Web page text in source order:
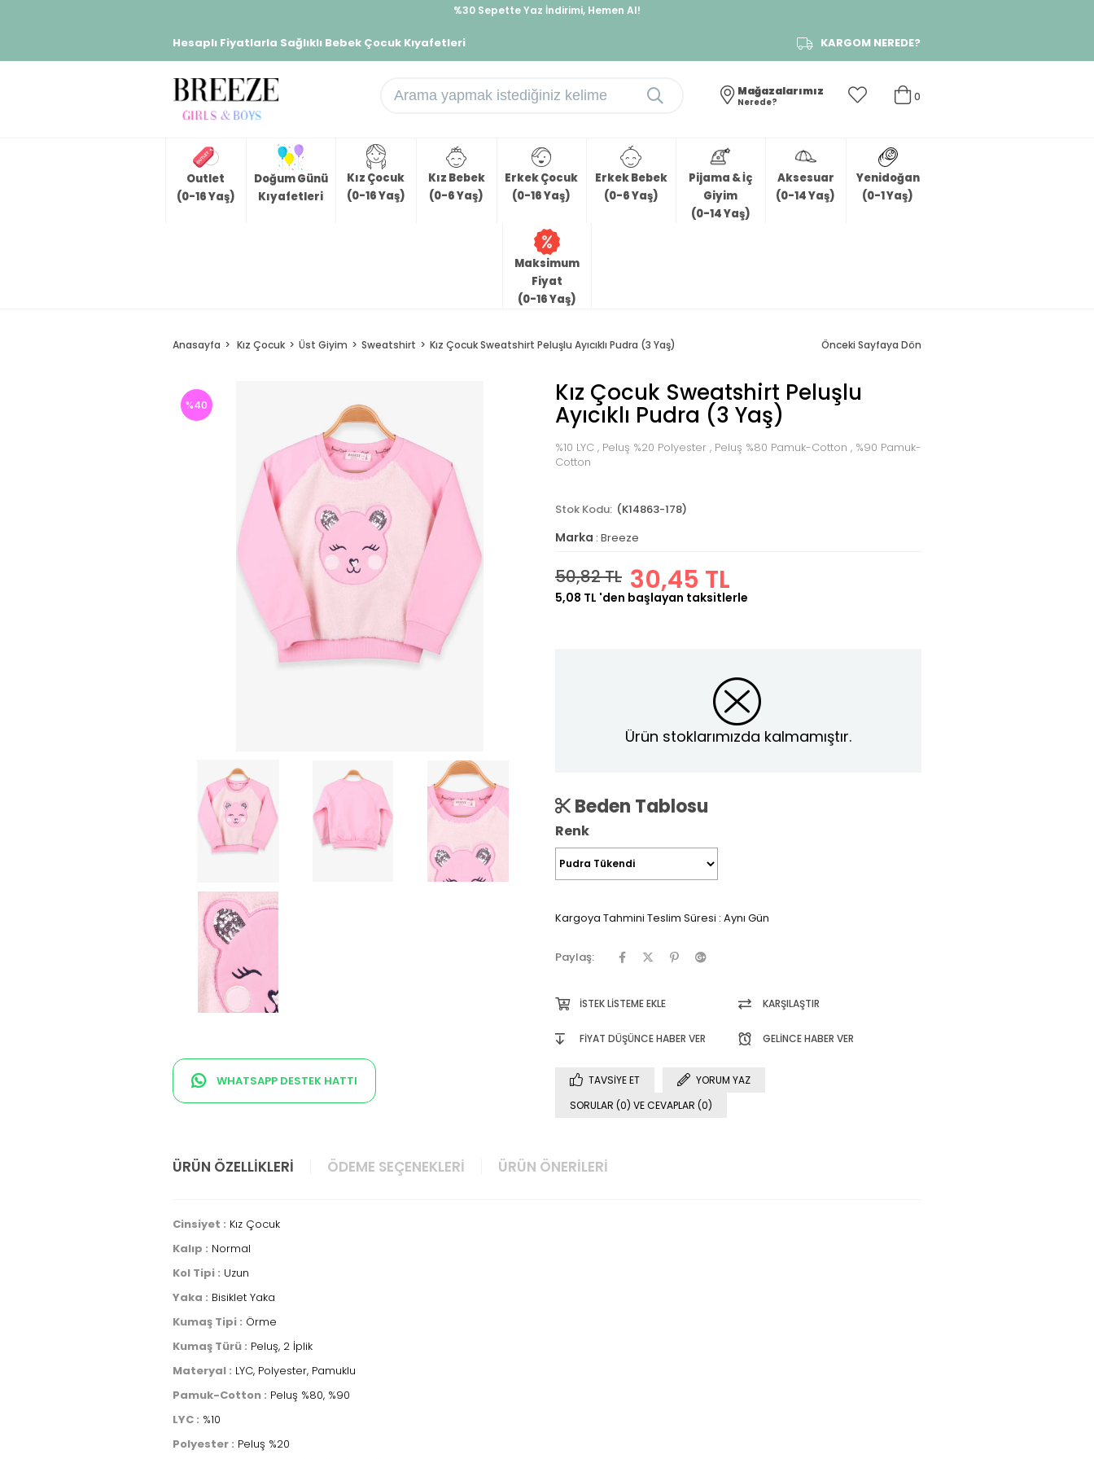
%30 Sepette Yaz İndirimi, Hemen Al!
Hesaplı Fiyatlarla Sağlıklı Bebek Çocuk Kıyafetleri KARGOM NEREDE?
0
Mağazalarımız
Nerede?
Outlet
(0-16 Yaş)
Doğum Günü
Kıyafetleri
Kız Çocuk
(0-16 Yaş)
Kız Bebek
(0-6 Yaş)
Erkek Çocuk
(0-16 Yaş)
Erkek Bebek
(0-6 Yaş)
Pijama & İç
Giyim
(0-14 Yaş)
Aksesuar
(0-14 Yaş)
Yenidoğan
(0-1 Yaş)
Maksimum
Fiyat
(0-16 Yaş)
Anasayfa Kız Çocuk Üst Giyim Sweatshirt Kız Çocuk Sweatshirt Peluşlu Ayıcıklı Pudra (3 Yaş) Önceki Sayfaya Dön
%40
WHATSAPP DESTEK HATTI
Kız Çocuk Sweatshirt Peluşlu
Ayıcıklı Pudra (3 Yaş)
%10 LYC , Peluş %20 Polyester , Peluş %80 Pamuk-Cotton , %90 Pamuk-
Cotton
(K14863-178)
Marka : Breeze
50,82 TL 30,45 TL
5,08 TL 'den başlayan taksitlerle
Ürün stoklarımızda kalmamıştır.
Beden Tablosu
Renk
Kargoya Tahmini Teslim Süresi : Aynı Gün
Paylaş:
İSTEK LISTEME EKLE KARŞILAŞTIR
FIYAT DÜŞÜNCE HABER VER GELINCE HABER VER
TAVSIYE ET
YORUM YAZ
SORULAR (0) VE CEVAPLAR (0)
ÜRÜN ÖZELLIKLERI ÖDEME SEÇENEKLERI ÜRÜN ÖNERILERI
Cinsiyet : Kız Çocuk
Kalıp : Normal
Kol Tipi : Uzun
Yaka : Bisiklet Yaka
Kumaş Tipi : Örme
Kumaş Türü : Peluş, 2 İplik
Materyal : LYC, Polyester, Pamuklu
Pamuk-Cotton : Peluş %80, %90
LYC : %10
Polyester : Peluş %20